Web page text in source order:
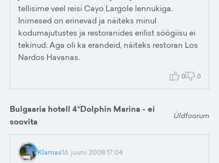
tellisime veel reisi Cayo Largole lennukiga.
Inimesed on erinevad ja näiteks minul
kodumajutustes ja restoranides erilist söögiisu ei
tekinud. Aga oli ka erandeid, näiteks restoran Los
Nardos Havanas.
0 0
Bulgaaria hotell 4*Dolphin Marina - ei
soovita
Üldfoorum
Klamas16. juuni 2008 17:04